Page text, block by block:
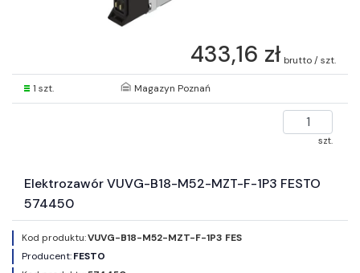
433,16 zł brutto / szt.
1 szt. Magazyn Poznań
szt.
Elektrozawór VUVG-B18-M52-MZT-F-1P3 FESTO
574450
Kod produktu:VUVG-B18-M52-MZT-F-1P3 FES
Producent:FESTO